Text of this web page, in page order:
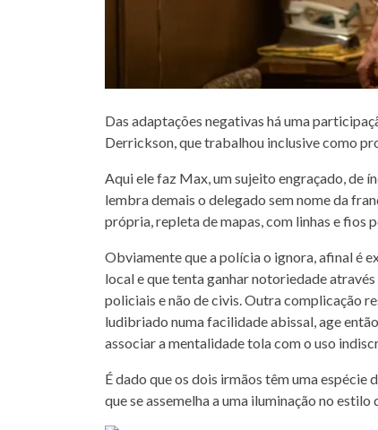
Das adaptações negativas há uma
Derrickson, que trabalhou inclusive como
Aqui ele faz Max, um sujeito engraçado, de
lembra demais o delegado sem nome da
própria, repleta de mapas, com linhas e fios
Obviamente que a polícia o ignora, afinal é
local e que tenta ganhar notoriedade
policiais e não de civis. Outra complicação
ludibriado numa facilidade abissal, age
associar a mentalidade tola com o uso
É dado que os dois irmãos têm uma
que se assemelha a uma iluminação no estilo